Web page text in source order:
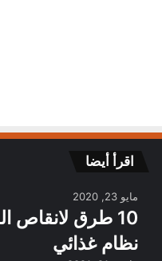
اقرأ أيضا
مايو 23, 2020
10 طرق لانقاص
نظام غذائي